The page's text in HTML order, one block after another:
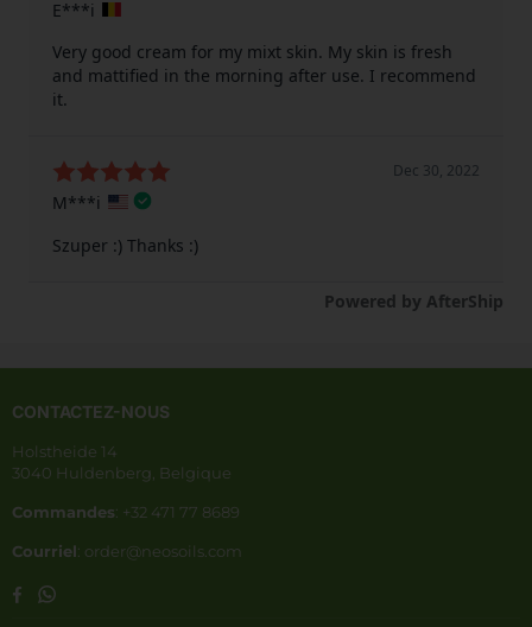
CONTACTEZ-NOUS
Holstheide 14
3040 Huldenberg, Belgique
Commandes: +32 471 77 8689
Courriel: order@neosoils.com
FacebookWhatsapp